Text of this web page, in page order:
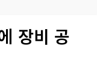
장비 공